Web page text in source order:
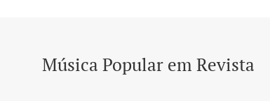
Música Popular em Revista